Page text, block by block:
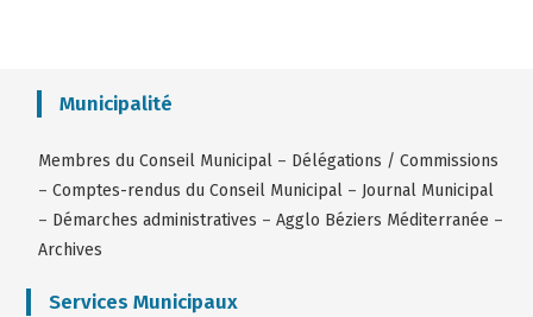
Municipalité
Membres du Conseil Municipal – Délégations / Commissions
–Comptes-rendus du Conseil Municipal – Journal Municipal
– Démarches administratives –Agglo Béziers Méditerranée –
Archives
Services Municipaux